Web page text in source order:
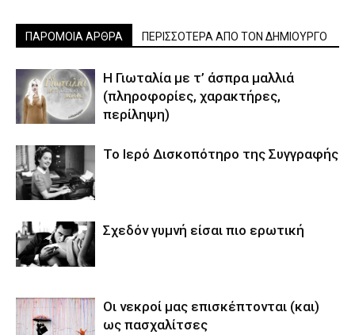
ΠΑΡΟΜΟΙΑ ΑΡΘΡΑ ΠΕΡΙΣΣΟΤΕΡΑ ΑΠΟ ΤΟΝ ΔΗΜΙΟΥΡΓΟ
Η Γιωταλία με τ’ άσπρα μαλλιά
(πληροφορίες, χαρακτήρες,
περίληψη)
Το Ιερό Δισκοπότηρο της Συγγραφής
Σχεδόν γυμνή είσαι πιο ερωτική
Οι νεκροί μας επισκέπτονται (και)
ως πασχαλίτσες